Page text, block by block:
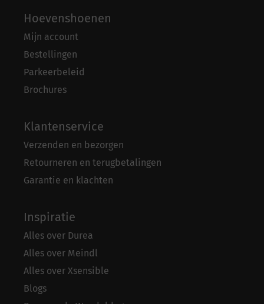
Hoevenshoenen
Mijn account
Bestellingen
Parkeerbeleid
Brochures
Klantenservice
Verzenden en bezorgen
Retourneren en terugbetalingen
Garantie en klachten
Inspiratie
Alles over Durea
Alles over Meindl
Alles over Xsensible
Blogs